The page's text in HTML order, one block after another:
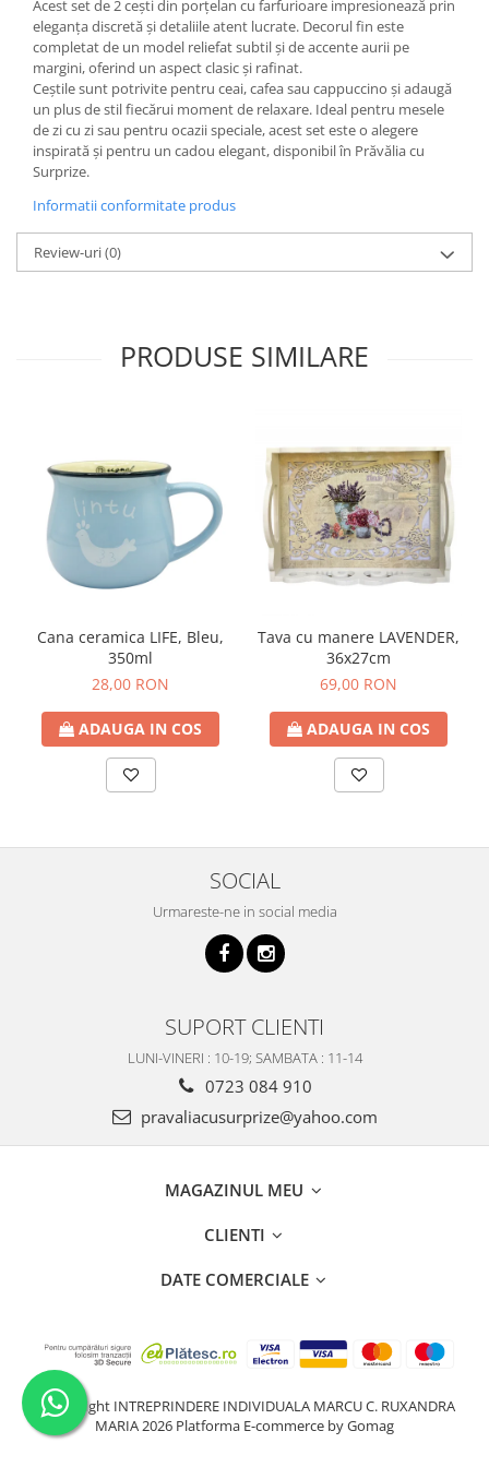
Acest set de 2 cești din porțelan cu farfurioare impresionează prin
eleganța discretă și detaliile atent lucrate. Decorul fin este
completat de un model reliefat subtil și de accente aurii pe
margini, oferind un aspect clasic și rafinat.
Ceștile sunt potrivite pentru ceai, cafea sau cappuccino și adaugă
un plus de stil fiecărui moment de relaxare. Ideal pentru mesele
de zi cu zi sau pentru ocazii speciale, acest set este o alegere
inspirată și pentru un cadou elegant, disponibil în Prăvălia cu
Surprize.
Informatii conformitate produs
Review-uri(0)
PRODUSE SIMILARE
Cana ceramica LIFE, Bleu,
350ml
28,00 RON
ADAUGA IN COS
Tava cu manere LAVENDER,
36x27cm
69,00 RON
ADAUGA IN COS
SOCIAL
Urmareste-ne in social media
SUPORT CLIENTI
LUNI-VINERI : 10-19; SAMBATA : 11-14
0723 084 910
pravaliacusurprize@yahoo.com
MAGAZINUL MEU
CLIENTI
DATE COMERCIALE
©Copyright INTREPRINDERE INDIVIDUALA MARCU C. RUXANDRA
MARIA 2026 Platforma E-commerce by Gomag